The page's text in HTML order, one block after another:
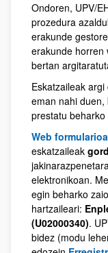
Ondoren, UPV/
prozedura
erakunde
erakunde horren
bertan
Eskatzaileak
eman nahi
prestatu beharko
Web formularioa
eskatzaileak
elektronikoan.
egin beharko
hartzaileari:
(U02000340).
bidez (modu